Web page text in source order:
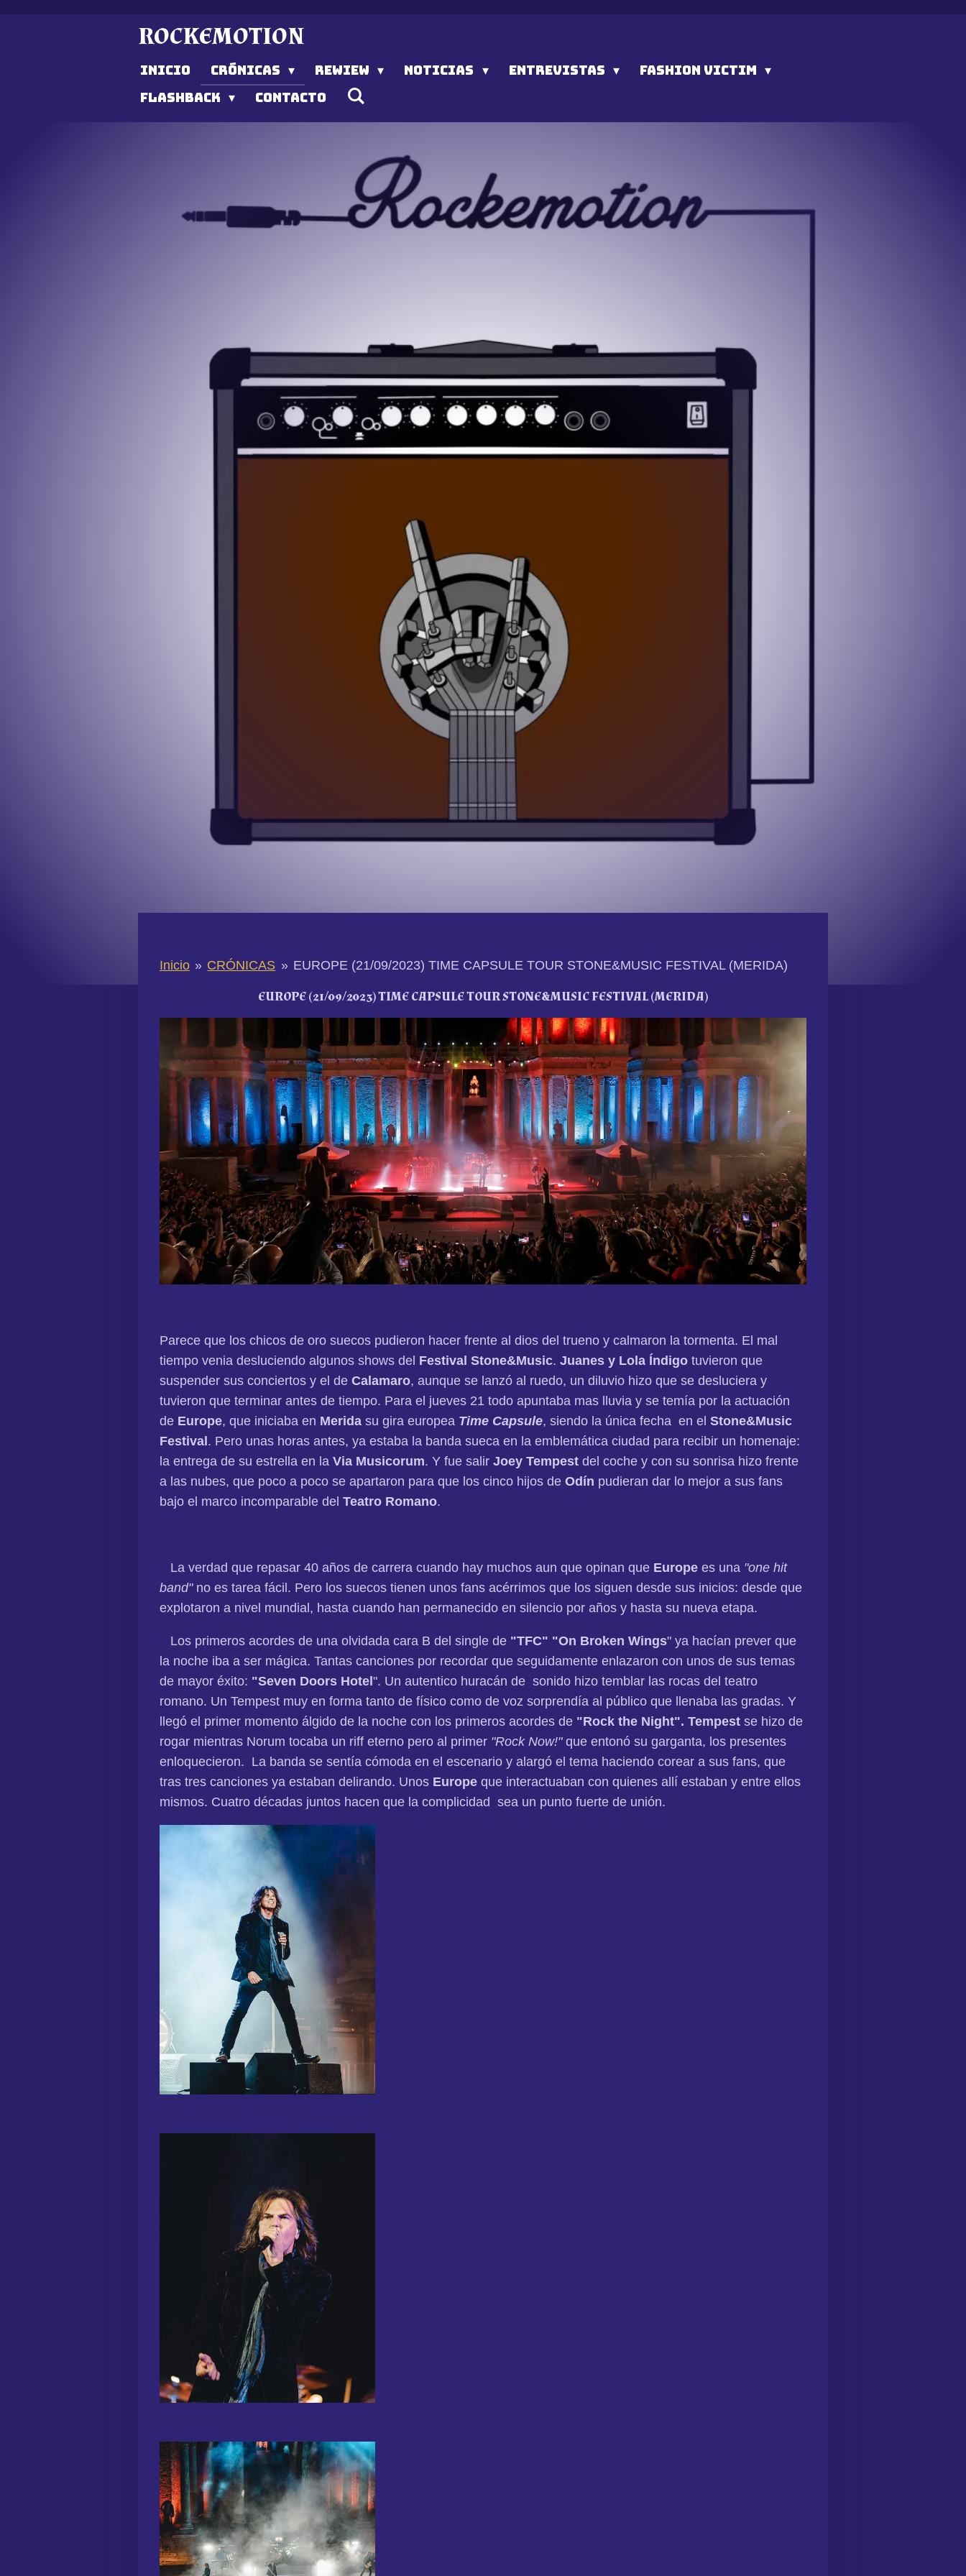
ROCKEMOTION
INICIO CRÓNICAS REWIEW NOTICIAS ENTREVISTAS
FASHION VICTIM
FLASHBACK
CONTACTO
Inicio » CRÓNICAS » EUROPE (21/09/2023) TIME CAPSULE TOUR STONE&MUSIC FESTIVAL (MERIDA)
EUROPE (21/09/2023) TIME CAPSULE TOUR STONE&MUSIC FESTIVAL (MERIDA)
Parece que los chicos de oro suecos pudieron hacer frente al dios del trueno y calmaron la tormenta. El mal
tiempo venia desluciendo algunos shows del Festival Stone&Music. Juanes y Lola Índigo tuvieron que
suspender sus conciertos y el de Calamaro, aunque se lanzó al ruedo, un diluvio hizo que se desluciera y
tuvieron que terminar antes de tiempo. Para el jueves 21 todo apuntaba mas lluvia y se temía por la actuación
de Europe, que iniciaba en Merida su gira europea Time Capsule, siendo la única fecha en el Stone&Music
Festival . Pero unas horas antes, ya estaba la banda sueca en la emblemática ciudad para recibir un homenaje:
la entrega de su estrella en la Via Musicorum. Y fue salir Joey Tempest del coche y con su sonrisa hizo frente
a las nubes, que poco a poco se apartaron para que los cinco hijos de Odín pudieran dar lo mejor a sus fans
bajo el marco incomparable del Teatro Romano.
La verdad que repasar 40 años de carrera cuando hay muchos aun que opinan que Europe es una "one hit
band" no es tarea fácil. Pero los suecos tienen unos fans acérrimos que los siguen desde sus inicios: desde que
explotaron a nivel mundial, hasta cuando han permanecido en silencio por años y hasta su nueva etapa.
Los primeros acordes de una olvidada cara B del single de "TFC" "On Broken Wings" ya hacían prever que
la noche iba a ser mágica. Tantas canciones por recordar que seguidamente enlazaron con unos de sus temas
de mayor éxito: "Seven Doors Hotel ". Un autentico huracán de sonido hizo temblar las rocas del teatro
romano. Un Tempest muy en forma tanto de físico como de voz sorprendía al público que llenaba las gradas. Y
llegó el primer momento álgido de la noche con los primeros acordes de "Rock the Night". Tempest se hizo de
rogar mientras Norum tocaba un riff eterno pero al primer "Rock Now!"que entonó su garganta, los presentes
enloquecieron. La banda se sentía cómoda en el escenario y alargó el tema haciendo corear a sus fans, que
tras tres canciones ya estaban delirando. Unos Europe que interactuaban con quienes allí estaban y entre ellos
mismos. Cuatro décadas juntos hacen que la complicidad sea un punto fuerte de unión.